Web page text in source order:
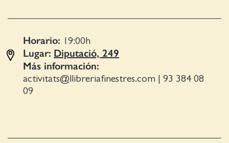
Horario: 19:00 h
Lugar: Diputació, 249
Más información:
activitats@llibreriafinestres.com
93 384 08
09